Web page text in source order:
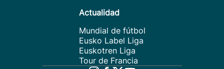
Actualidad
Mundial de fútbol
Eusko Label Liga
Euskotren Liga
Tour de Francia